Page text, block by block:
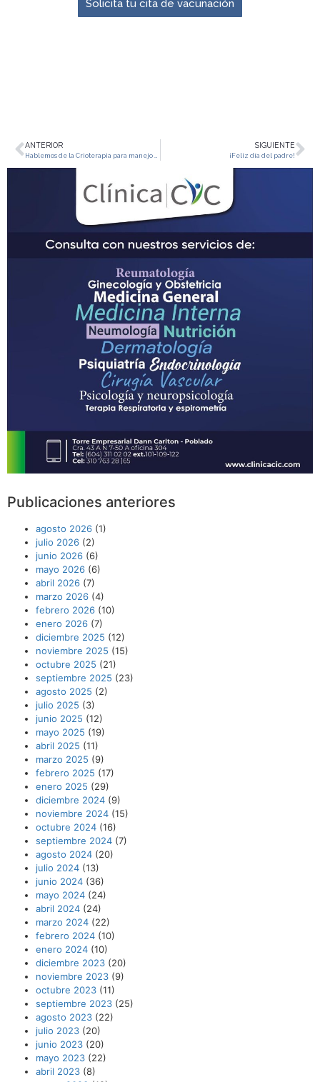
Solicita tu cita de vacunación
ANTERIOR SIGUIENTE
¡Feliz día del padre!
Publicaciones anteriores
agosto 2026 (1)
julio 2026 (2)
junio 2026 (6)
mayo 2026 (6)
abril 2026 (7)
marzo 2026 (4)
febrero 2026 (10)
enero 2026 (7)
diciembre 2025 (12)
noviembre 2025 (15)
octubre 2025 (21)
septiembre 2025 (23)
agosto 2025 (2)
julio 2025 (3)
junio 2025 (12)
mayo 2025 (19)
abril 2025 (11)
marzo 2025 (9)
febrero 2025 (17)
enero 2025 (29)
diciembre 2024 (9)
noviembre 2024 (15)
octubre 2024 (16)
septiembre 2024 (7)
agosto 2024 (20)
julio 2024 (13)
junio 2024 (36)
mayo 2024 (24)
abril 2024 (24)
marzo 2024 (22)
febrero 2024 (10)
enero 2024 (10)
diciembre 2023 (20)
noviembre 2023 (9)
octubre 2023 (11)
septiembre 2023 (25)
agosto 2023 (22)
julio 2023 (20)
junio 2023 (20)
mayo 2023 (22)
abril 2023 (8)